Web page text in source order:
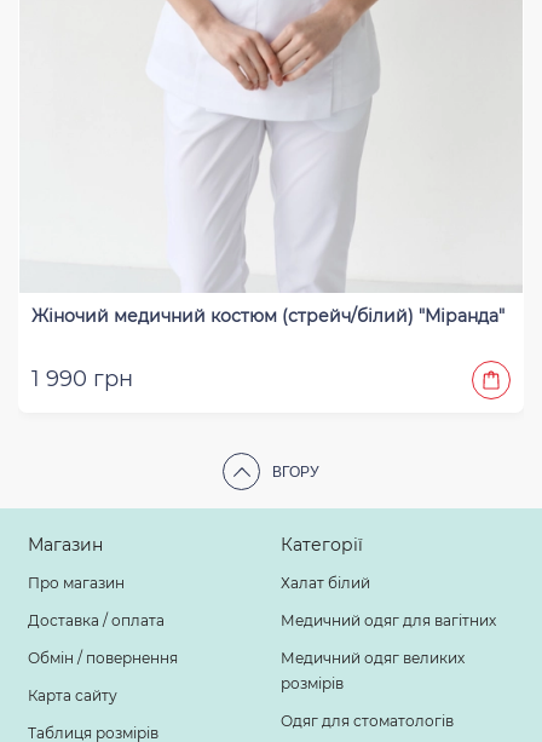
Жіночий медичний костюм (стрейч/білий) "Міранда"
1 990 грн
ВГОРУ
Магазин
Про магазин
Доставка / оплата
Обмін / повернення
Карта сайту
Таблиця розмірів
Категорії
Халат білий
Медичний одяг для вагітних
Медичний одяг великих
розмірів
Одяг для стоматологів